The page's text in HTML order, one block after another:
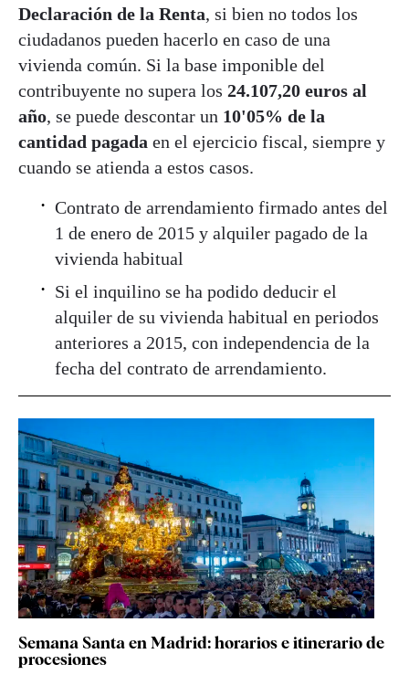
Declaración de la Renta, si bien no todos los
ciudadanos pueden hacerlo en caso de una
vivienda común. Si la base imponible del
contribuyente no supera los 24.107,20 euros al
año, se puede descontar un 10'05% de la
cantidad pagada en el ejercicio fiscal, siempre y
cuando se atienda a estos casos.
Contrato de arrendamiento firmado antes del
1 de enero de 2015 y alquiler pagado de la
vivienda habitual
Si el inquilino se ha podido deducir el
alquiler de su vivienda habitual en periodos
anteriores a 2015, con independencia de la
fecha del contrato de arrendamiento.
Semana Santa en Madrid: horarios e itinerario de
procesiones